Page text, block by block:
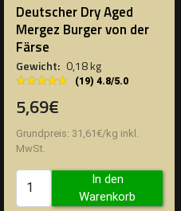
Deutscher Dry Aged
Mergez Burger von der
Färse
Gewicht: 0,18 kg
★★★★★
★★★★★ (19) 4.8/5.0
5,69€
Grundpreis: 31,61€/kg inkl.
MwSt.
In den
Warenkorb